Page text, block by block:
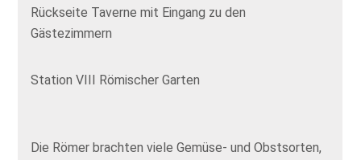
Rückseite Taverne mit Eingang zu den
Gästezimmern
Station VIII Römischer Garten
Die Römer brachten viele Gemüse- und Obstsorten,